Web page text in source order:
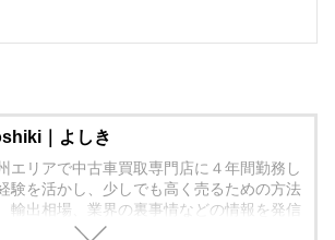
｜よしき
エリアで中古車買取専門店に４年間勤務し
験を活かし、少しでも高く売るための方法
輸出相場、業界の裏事情などの情報を発信